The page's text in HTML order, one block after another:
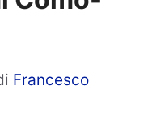
Francesco